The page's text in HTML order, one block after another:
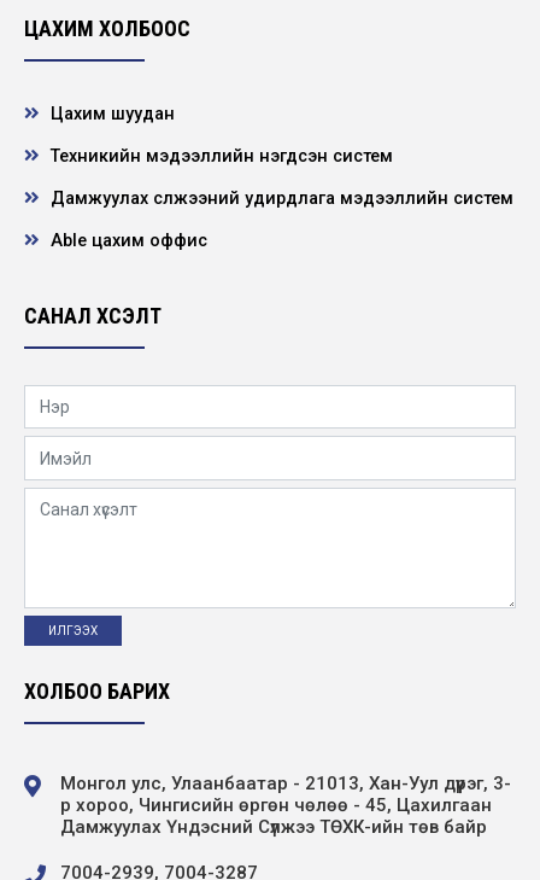
оны Топ 10 ажил
2019-01-02
2019-01-02
ҮНИЙН САНАЛ АВАХ УРИЛГА
ЦАХИМ ХОЛБООС
Цахим шуудан
Техникийн мэдээллийн нэгдсэн систем
Дамжуулах сүлжээний удирдлага мэдээллийн систем
Able цахим оффис
САНАЛ ХҮСЭЛТ
ХОЛБОО БАРИХ
Монгол улс, Улаанбаатар - 21013, Хан-Уул дүүрэг, 3-
р хороо, Чингисийн өргөн чөлөө - 45, Цахилгаан
Дамжуулах Үндэсний Сүлжээ ТӨХК-ийн төв байр
7004-2939, 7004-3287